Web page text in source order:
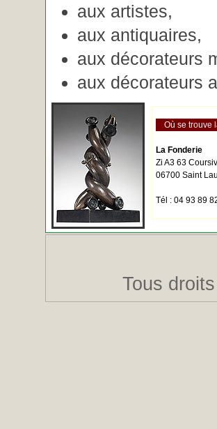
aux artistes,
aux antiquaires,
aux décorateurs
aux décorateurs
Où se trouve
La Fonderie
Zi A3 63
06700 Saint
Tél : 04 93 89
Tous